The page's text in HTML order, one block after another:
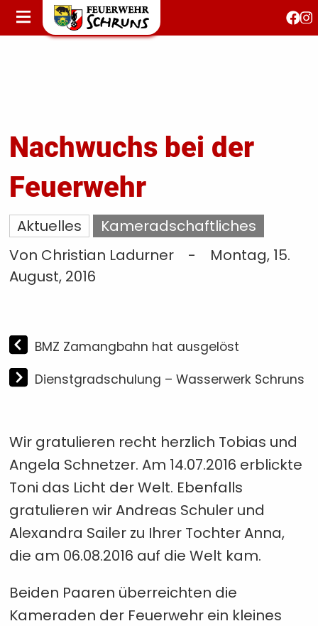
STARTSEITE
AKTUELLES
Nachwuchs bei der
Feuerwehr
Aktuelles
Kameradschaftliches
Von Christian Ladurner
-
Montag, 15.
August, 2016
BMZ Zamangbahn hat ausgelöst
Dienstgradschulung – Wasserwerk Schruns
Wir gratulieren recht herzlich Tobias und
Angela Schnetzer. Am 14.07.2016 erblickte
Toni das Licht der Welt. Ebenfalls
gratulieren wir Andreas Schuler und
Alexandra Sailer zu Ihrer Tochter Anna,
die am 06.08.2016 auf die Welt kam.
Beiden Paaren überreichten die
Kameraden der Feuerwehr ein kleines